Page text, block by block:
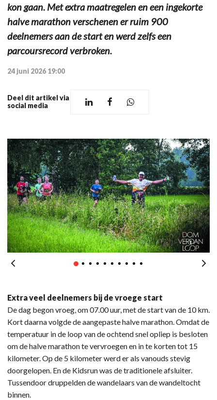
kon gaan. Met extra maatregelen en een ingekorte
halve marathon verschenen er ruim 900
deelnemers aan de start en werd zelfs een
parcoursrecord verbroken.
24 juni 2026 19:00
Deel dit artikel via
social media
Extra veel deelnemers bij de vroege start
De dag begon vroeg, om 07.00 uur, met de start van de 10 km.
Kort daarna volgde de aangepaste halve marathon. Omdat de
temperatuur in de loop van de ochtend snel opliep is besloten
om de halve marathon te vervroegen en in te korten tot 15
kilometer. Op de 5 kilometer werd er als vanouds stevig
doorgelopen. En de Kidsrun was de traditionele afsluiter.
Tussendoor druppelden de wandelaars van de wandeltocht
binnen.